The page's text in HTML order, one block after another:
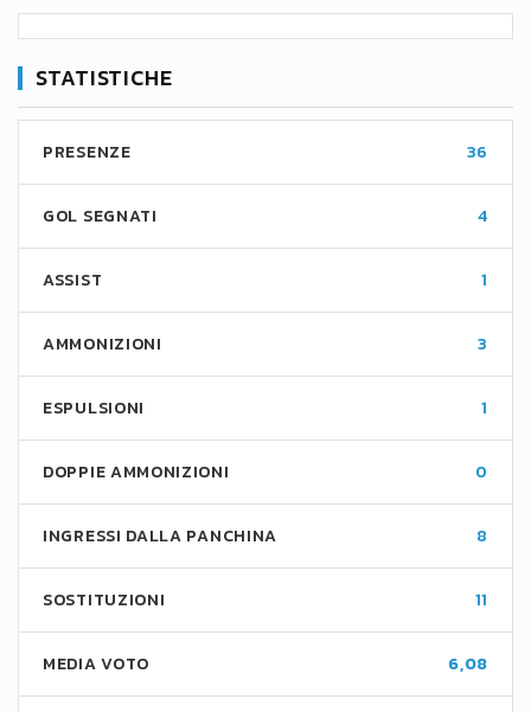
STATISTICHE
PRESENZE 36
GOL SEGNATI 4
ASSIST 1
AMMONIZIONI 3
ESPULSIONI 1
DOPPIE AMMONIZIONI 0
INGRESSI DALLA PANCHINA 8
SOSTITUZIONI 11
MEDIA VOTO 6,08